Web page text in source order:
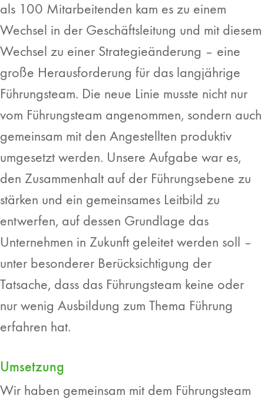
als 100 Mitarbeitenden kam es zu einem
Wechsel in der Geschäftsleitung und mit diesem
Wechsel zu einer Strategieänderung ­– eine
große Herausforderung für das langjährige
Führungsteam. Die neue Linie musste nicht nur
vom Führungsteam angenommen, sondern auch
gemeinsam mit den Angestellten produktiv
umgesetzt werden. Unsere Aufgabe war es,
den Zusammenhalt auf der Führungsebene zu
stärken und ein gemeinsames Leitbild zu
entwerfen, auf dessen Grundlage das
Unternehmen in Zukunft geleitet werden soll –
unter besonderer Berücksichtigung der
Tatsache, dass das Führungsteam keine oder
nur wenig Ausbildung zum Thema Führung
erfahren hat.
Umsetzung
Wir haben gemeinsam mit dem Führungsteam